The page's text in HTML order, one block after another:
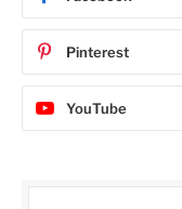
Pinterest
YouTube